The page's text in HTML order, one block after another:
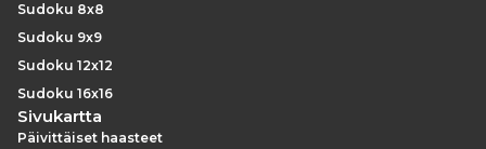
Sudoku 8x8
Sudoku 9x9
Sudoku 12x12
Sudoku 16x16
Sivukartta
Päivittäiset haasteet